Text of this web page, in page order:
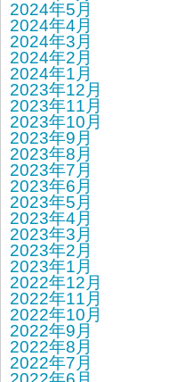
2024年5月
2024年4月
2024年3月
2024年2月
2024年1月
2023年12月
2023年11月
2023年10月
2023年9月
2023年8月
2023年7月
2023年6月
2023年5月
2023年4月
2023年3月
2023年2月
2023年1月
2022年12月
2022年11月
2022年10月
2022年9月
2022年8月
2022年7月